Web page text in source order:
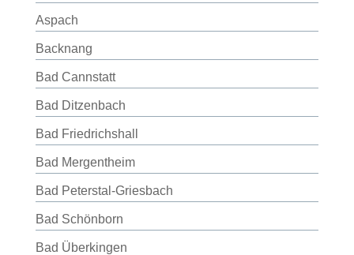
Aspach
Backnang
Bad Cannstatt
Bad Ditzenbach
Bad Friedrichshall
Bad Mergentheim
Bad Peterstal-Griesbach
Bad Schönborn
Bad Überkingen